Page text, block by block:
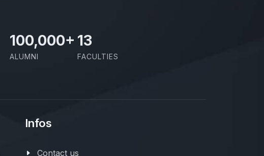
100,000+
ALUMNI
13
FACULTIES
Infos
Contact us